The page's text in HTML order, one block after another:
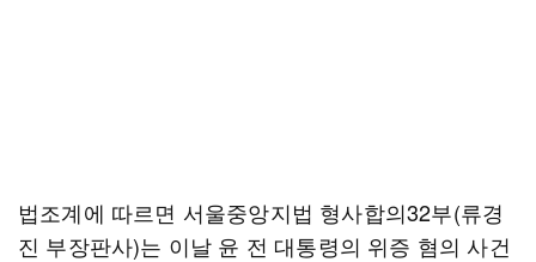
법조계에 따르면 서울중앙지법 형사합의32부(류경
진 부장판사)는 이날 윤 전 대통령의 위증 혐의 사건